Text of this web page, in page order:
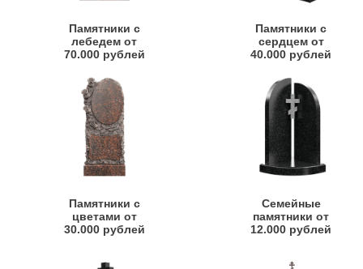
Памятники с
лебедем от
70.000 рублей
Памятники с
сердцем от
40.000 рублей
Памятники с
цветами от
30.000 рублей
Семейные
памятники от
12.000 рублей